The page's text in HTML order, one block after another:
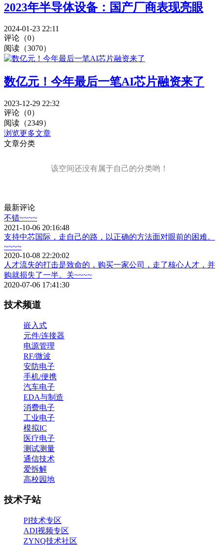
2023年半导体设备：国产厂商表现亮眼
2024-01-23 22:11
评论（0）
阅读（3070）
数亿元！今年最后一笔AI芯片融资来了
2023-12-29 22:32
评论（0）
阅读（2349）
浏览更多文章
文章分类
该空间还没有属于自己的分类哟！
最新评论
不错~~~~
2021-10-06 20:16:48
支持中芯国际，走自己的路，以正确的方法面对眼前的困难。
~~~~
2020-10-08 22:20:02
人才流失的打击是致命的，购买一家公司，走了核心人才，并
购就损失了一半。关~~~~
2020-07-06 17:41:30
技术频道
嵌入式
元件/连接器
电源管理
RF/微波
安防电子
手机/便携
汽车电子
EDA与制造
消费电子
工业电子
模拟IC
医疗电子
测试测量
通信技术
爱拆解
高校园地
技术子站
PI技术专区
ADI视频专区
ZYNQ技术社区